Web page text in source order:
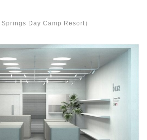
Springs Day Camp Resort）